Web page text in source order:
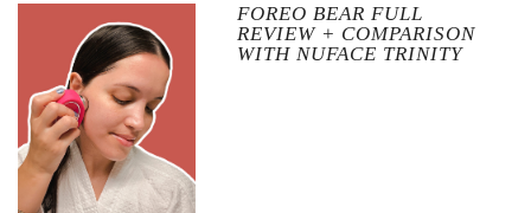
FOREO BEAR FULL
REVIEW + COMPARISON
WITH NUFACE TRINITY